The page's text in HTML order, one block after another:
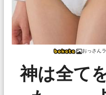
おっさん
神は全て